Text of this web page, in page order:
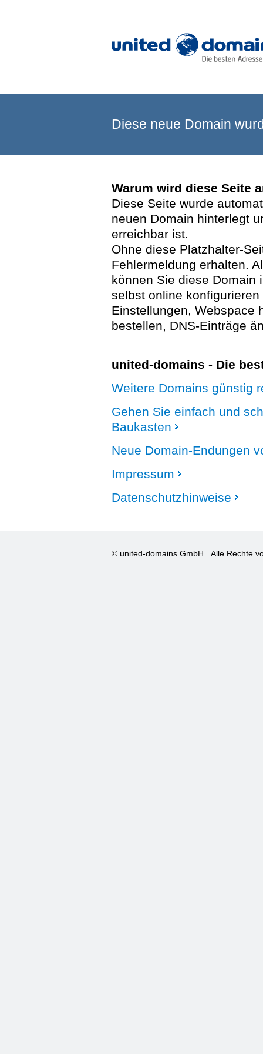
Diese neue Domain
Warum wird diese Seite
Diese Seite wurde
neuen Domain hinterlegt
erreichbar ist.
Ohne diese Platzhalter-
Fehlermeldung erhalten.
können Sie diese Domain
selbst online
Einstellungen, Webspace
bestellen, DNS-Einträge
united-domains - Die
Weitere Domains günstig
Gehen Sie einfach und
Baukasten
Neue Domain-Endungen
Impressum
Datenschutzhinweise
© united-domains GmbH. Alle Rechte